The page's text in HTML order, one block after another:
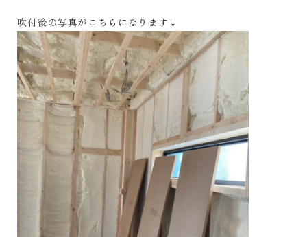
吹付後の写真がこちらになります↓